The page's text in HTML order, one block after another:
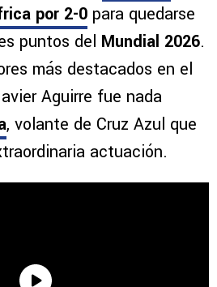
por 2-0 para quedarse
puntos del Mundial 2026.
más destacados en el
Aguirre fue nada
, volante de Cruz Azul que
actuación.